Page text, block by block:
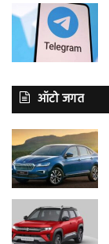
ऑटो जगत